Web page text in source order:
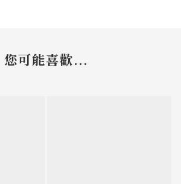
您可能喜歡...